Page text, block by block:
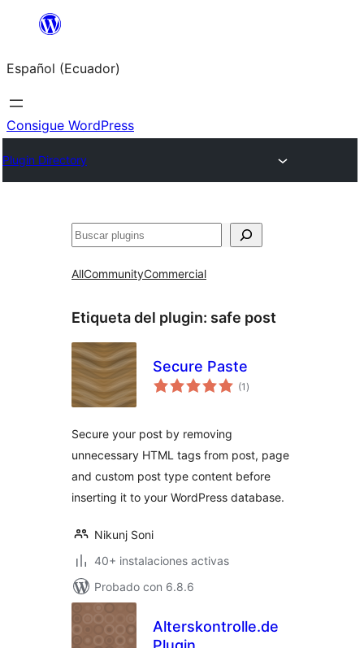
Saltar
contenido
Español (Ecuador)
Consigue WordPress
Plugin Directory
Buscar
AllCommunityCommercial
Etiqueta del plugin: safe post
Secure Paste
(1 total
de
)
Secure your post by removing
unnecessary HTML tags from post, page
and custom post type content before
inserting it to your WordPress database.
Nikunj Soni
40+ instalaciones activas
Probado con 6.8.6
Alterskontrolle.de